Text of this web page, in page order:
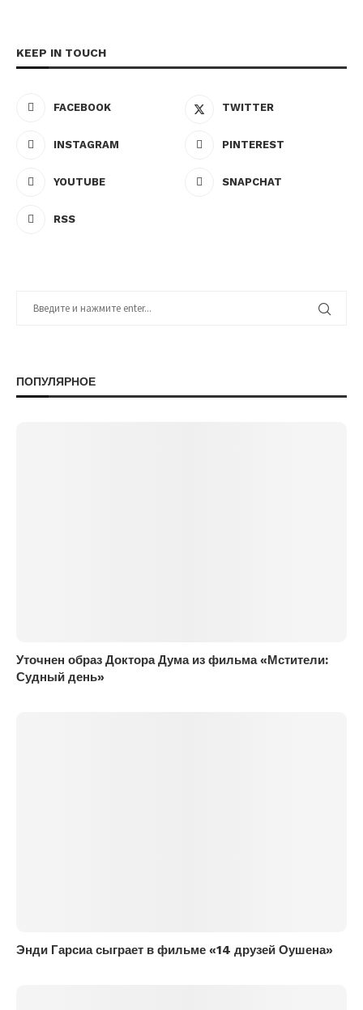
KEEP IN TOUCH
FACEBOOK TWITTER
INSTAGRAM PINTEREST
YOUTUBE SNAPCHAT
RSS
ПОПУЛЯРНОЕ
Уточнен образ Доктора Дума из фильма «Мстители:
Судный день»
Энди Гарсиа сыграет в фильме «14 друзей Оушена»